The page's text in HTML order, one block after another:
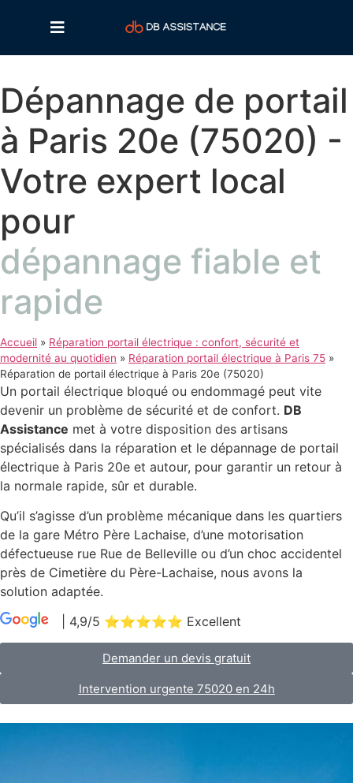
Dépannage de portail
à Paris 20e (75020) -
Votre expert local
pour
dépannage fiable et
rapide
Accueil » Réparation portail électrique : confort, sécurité et
modernité au quotidien » Réparation portail électrique à Paris 75 »
Réparation de portail électrique à Paris 20e (75020)
Un portail électrique bloqué ou endommagé peut vite
devenir un problème de sécurité et de confort. DB
Assistance met à votre disposition des artisans
spécialisés dans la réparation et le dépannage de portail
électrique à Paris 20e et autour, pour garantir un retour à
la normale rapide, sûr et durable.
Qu’il s’agisse d’un problème mécanique dans les quartiers
de la gare Métro Père Lachaise, d’une motorisation
défectueuse rue Rue de Belleville ou d’un choc accidentel
près de Cimetière du Père-Lachaise, nous avons la
solution adaptée.
| 4,9/5 ⭐⭐⭐⭐⭐ Excellent
Demander un devis gratuit
Intervention urgente 75020 en 24h